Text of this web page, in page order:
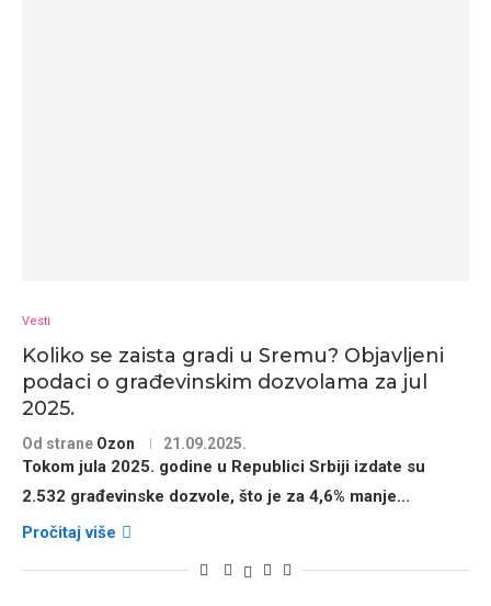
Vesti
Koliko se zaista gradi u Sremu? Objavljeni
podaci o građevinskim dozvolama za jul
2025.
Od strane Ozon 21.09.2025.
Tokom jula 2025. godine u Republici Srbiji izdate su
2.532 građevinske dozvole, što je za 4,6% manje...
Pročitaj više